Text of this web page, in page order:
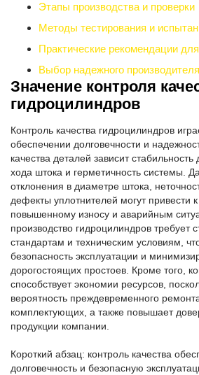
Этапы производства и проверки
Методы тестирования и
Практические рекомендации
Выбор надежного производителя
Значение контроля
гидроцилиндров
Контроль качества гидроцилиндров
обеспечении долговечности и
качества деталей зависит
хода штока и герметичность системы.
отклонения в диаметре штока,
дефекты уплотнителей могут привести
повышенному износу и аварийным
производство гидроцилиндров требует
стандартам и техническим условиям,
безопасность эксплуатации и
дорогостоящих простоев. Кроме того,
способствует экономии ресурсов,
вероятность преждевременного
комплектующих, а также повышает
продукции компании.
Короткий абзац: контроль качества
долговечность и безопасную